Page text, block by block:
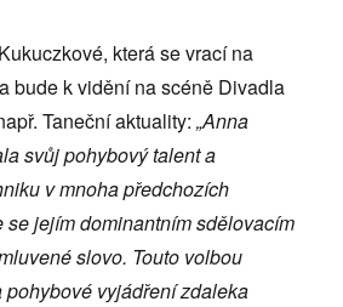
která se vrací na
bude k vidění na scéně Divadla
Taneční aktuality:„Anna
svůj pohybový talent a
v mnoha předchozích
se jejím dominantním sdělovacím
slovo. Touto volbou
pohybové vyjádření zdaleka